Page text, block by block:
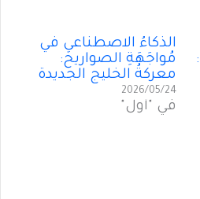
الذكاءُ الاصطناعي في
مُواجَهَةِ الصواريخ:
معركةُ الخليج الجديدة
2026/05/24
في "أول"